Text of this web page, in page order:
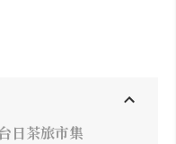
日茶旅市集